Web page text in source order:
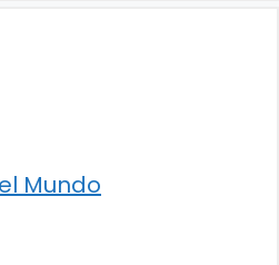
Mundo